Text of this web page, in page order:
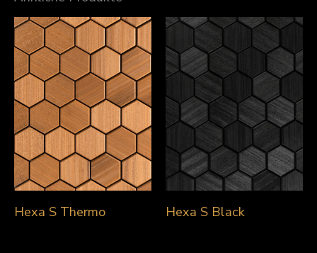
Hexa S Thermo Hexa S Black